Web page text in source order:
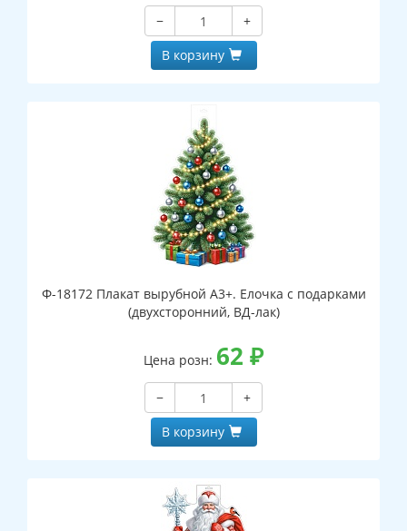
−
+
В корзину
Ф-18172 Плакат вырубной А3+. Елочка с подарками
(двухсторонний, ВД-лак)
Цена розн: 62 ₽
−
+
В корзину